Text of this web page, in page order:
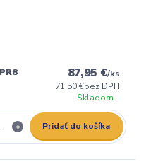
87,95 €/ks
71,50 €bez DPH
Skladom
Pridať do košíka